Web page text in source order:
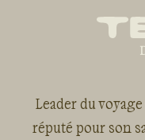
Leader du
réputé pour son